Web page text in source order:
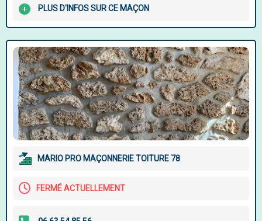
PLUS D'INFOS SUR CE MAÇON
MARIO PRO MAÇONNERIE TOITURE 78
FERMÉ ACTUELLEMENT